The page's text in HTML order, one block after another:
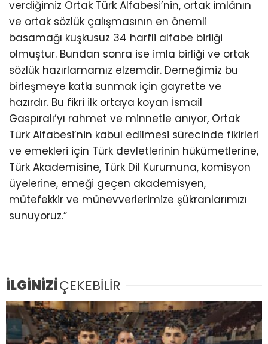
verdiğimiz Ortak Türk Alfabesi’nin, ortak imlânın
ve ortak sözlük çalışmasının en önemli
basamağı kuşkusuz 34 harfli alfabe birliği
olmuştur. Bundan sonra ise imla birliği ve ortak
sözlük hazırlamamız elzemdir. Derneğimiz bu
birleşmeye katkı sunmak için gayrette ve
hazırdır. Bu fikri ilk ortaya koyan İsmail
Gaspıralı’yı rahmet ve minnetle anıyor, Ortak
Türk Alfabesi’nin kabul edilmesi sürecinde fikirleri
ve emekleri için Türk devletlerinin hükümetlerine,
Türk Akademisine, Türk Dil Kurumuna, komisyon
üyelerine, emeği geçen akademisyen,
mütefekkir ve münevverlerimize şükranlarımızı
sunuyoruz.”
İLGİNİZİÇEKEBİLİR